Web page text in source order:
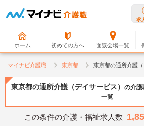
求
ホーム 初めての方へ 面談会場一覧
マイナビ介護職 東京都 東京都の通所介護
東京都の通所介護（デイサービス） の介護
一覧
この条件の介護・福祉求人数